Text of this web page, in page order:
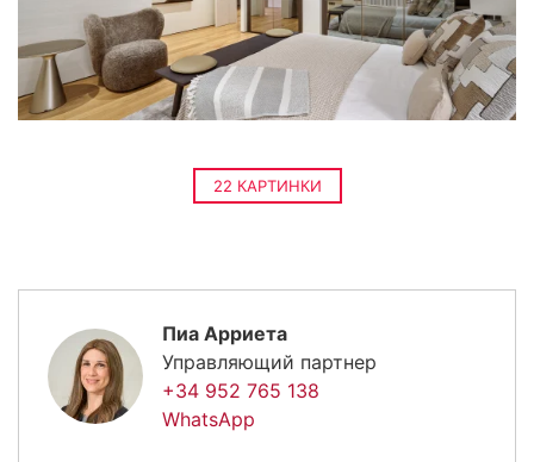
22 КАРТИНКИ
Пиа Арриета
Управляющий партнер
+34 952 765 138
WhatsApp